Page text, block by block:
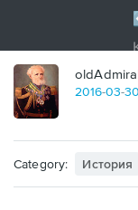
2016-03-30
Category: История